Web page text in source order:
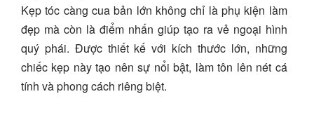
Kẹp tóc càng cua bản lớn không chỉ là phụ kiện làm
đẹp mà còn là điểm nhấn giúp tạo ra vẻ ngoại hình
quý phái. Được thiết kế với kích thước lớn, những
chiếc kẹp này tạo nên sự nổi bật, làm tôn lên nét cá
tính và phong cách riêng biệt.